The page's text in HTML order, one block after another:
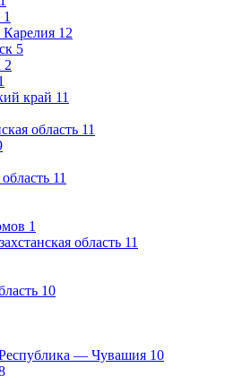
1
Карелия 12
5
2
край 11
область 11
11
1
область 11
10
— Чувашия 10